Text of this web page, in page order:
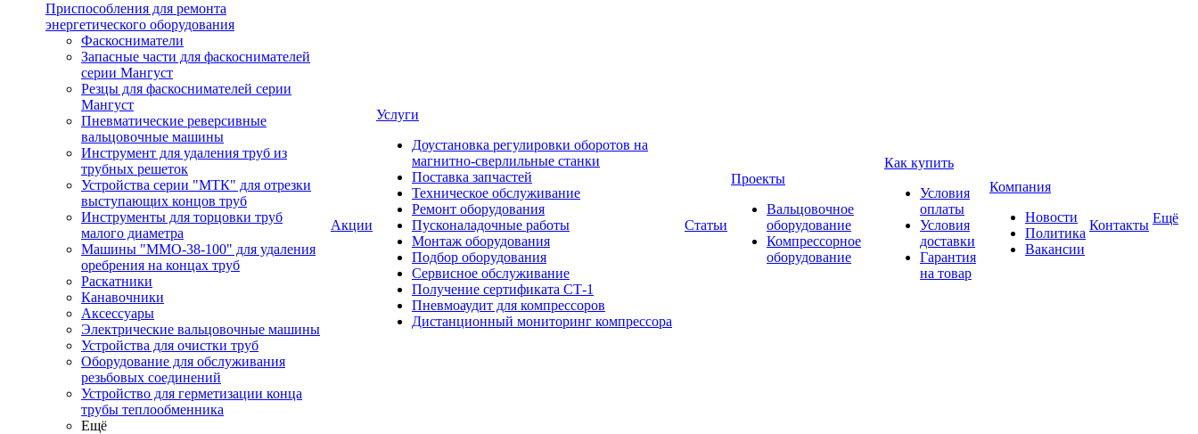
Приспособления для ремонта
энергетического оборудования
Фаскосниматели
Запасные части для фаскоснимателей
серии Мангуст
Резцы для фаскоснимателей серии
Мангуст
Пневматические реверсивные
вальцовочные машины
Инструмент для удаления труб из
трубных решеток
Устройства серии "МТК" для отрезки
выступающих концов труб
Инструменты для торцовки труб
малого диаметра
Машины "ММО-38-100" для удаления
оребрения на концах труб
Раскатники
Канавочники
Аксессуары
Электрические вальцовочные машины
Устройства для очистки труб
Оборудование для обслуживания
резьбовых соединений
Устройство для герметизации конца
трубы теплообменника
Ещё
Акции
Услуги
Доустановка регулировки оборотов на
магнитно-сверлильные станки
Поставка запчастей
Техническое обслуживание
Ремонт оборудования
Пусконаладочные работы
Монтаж оборудования
Подбор оборудования
Сервисное обслуживание
Получение сертификата СТ-1
Пневмоаудит для компрессоров
Дистанционный мониторинг компрессора
Статьи
Проекты
Вальцовочное
оборудование
Компрессорное
оборудование
Как купить
Условия
оплаты
Условия
доставки
Гарантия
на товар
Компания
Новости
Политика
Вакансии
Контакты Ещё